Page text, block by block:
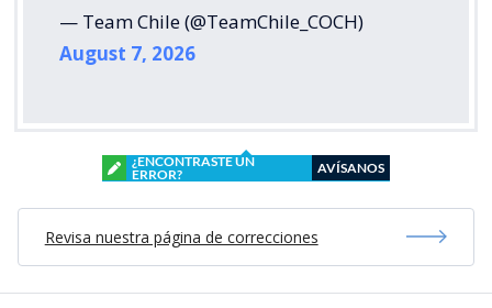
— Team Chile (@TeamChile_COCH)
August 7, 2026
¿ENCONTRASTE UN
ERROR?
AVÍSANOS
Revisa nuestra página de correcciones